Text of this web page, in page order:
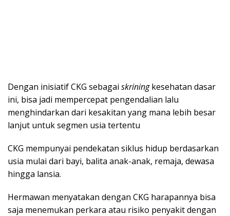
Dengan inisiatif CKG sebagai skriningkesehatan dasar
ini, bisa jadi mempercepat pengendalian lalu
menghindarkan dari kesakitan yang mana lebih besar
lanjut untuk segmen usia tertentu
CKG mempunyai pendekatan siklus hidup berdasarkan
usia mulai dari bayi, balita anak-anak, remaja, dewasa
hingga lansia.
Hermawan menyatakan dengan CKG harapannya bisa
saja menemukan perkara atau risiko penyakit dengan